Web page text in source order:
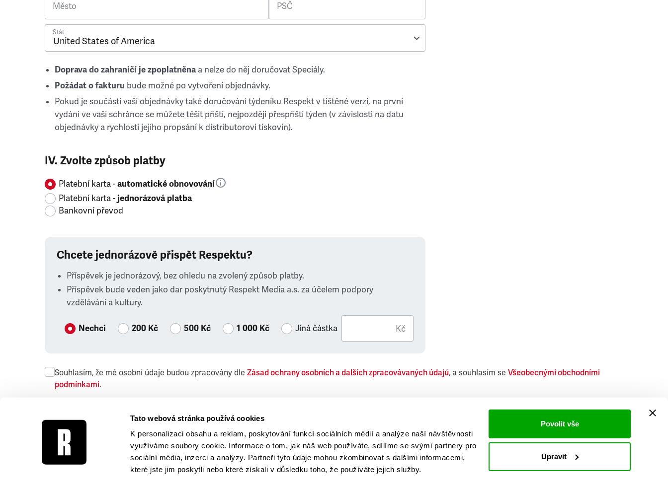
Tato webová stránka používá cookies
K personalizaci obsahu a reklam, poskytování funkcí sociálních médií a analýze naší návštěvnosti
využíváme soubory cookie. Informace o tom, jak náš web používáte, sdílíme se svými partnery pro
sociální média, inzerci a analýzy. Partneři tyto údaje mohou zkombinovat s dalšími informacemi,
které jste jim poskytli nebo které získali v důsledku toho, že používáte jejich služby.
Povolit vše
Upravit
Město PSČ
Stát
Doprava do zahraničí je zpoplatněnaa nelze do něj doručovat Speciály.
Požádat o fakturu bude možné po vytvoření objednávky.
Pokud je součástí vaší objednávky také doručování týdeníku Respekt v tištěné verzi, na první
vydání ve vaší schránce se můžete těšit příští, nejpozději přespříští týden (v závislosti na datu
objednávky a rychlosti jejího propsání k distributorovi tiskovin).
IV. Zvolte způsob platby
Platební karta -automatické obnovování
Platební karta -jednorázová platba
Bankovní převod
Chcete jednorázově přispět Respektu?
Příspěvek je jednorázový, bez ohledu na zvolený způsob platby.
Příspěvek bude veden jako dar poskytnutý Respekt Media a.s. za účelem podpory
vzdělávání a kultury.
Nechci 200 Kč 500 Kč 1 000 Kč Jiná částka Kč
Souhlasím, že mé osobní údaje budou zpracovány dle Zásad ochrany osobních a dalších zpracovávaných údajů, a souhlasím se Všeobecnými obchodními
podmínkami.